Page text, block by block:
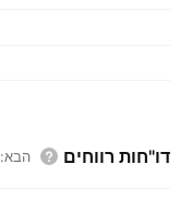
דו"חות רווחים הבא: